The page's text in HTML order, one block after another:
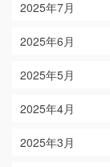
2025年7月
2025年6月
2025年5月
2025年4月
2025年3月